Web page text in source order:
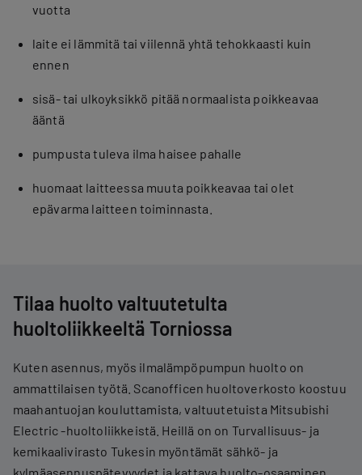
vuotta
laite ei lämmitä tai viilennä yhtä tehokkaasti kuin
ennen
sisä- tai ulkoyksikkö pitää normaalista poikkeavaa
ääntä
pumpusta tuleva ilma haisee pahalle
huomaat laitteessa muuta poikkeavaa tai olet
epävarma laitteen toiminnasta.
Tilaa huolto valtuutetulta
huoltoliikkeeltä Torniossa
Kuten asennus, myös ilmalämpöpumpun huolto on
ammattilaisen työtä. Scanofficen huoltoverkosto koostuu
maahantuojan kouluttamista, valtuutetuista Mitsubishi
Electric -huoltoliikkeistä. Heillä on on Turvallisuus- ja
kemikaalivirasto Tukesin myöntämät sähkö- ja